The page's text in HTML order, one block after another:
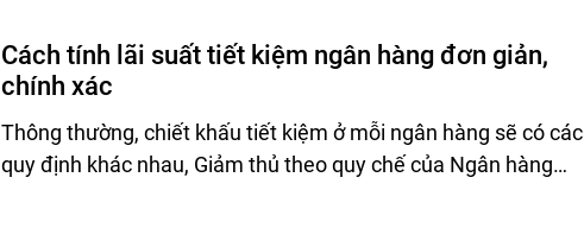
Cách tính lãi suất tiết kiệm ngân hàng đơn giản,
chính xác
Thông thường, chiết khấu tiết kiệm ở mỗi ngân hàng sẽ có các
quy định khác nhau, Giảm thủ theo quy chế của Ngân hàng…